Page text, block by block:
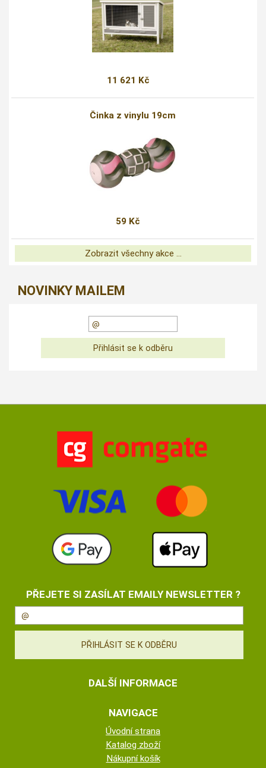
11 621 Kč
Činka z vinylu 19cm
59 Kč
Zobrazit všechny akce ...
NOVINKY MAILEM
PŘEJETE SI ZASÍLAT EMAILY NEWSLETTER ?
DALŠÍ INFORMACE
NAVIGACE
Úvodní strana
Katalog zboží
Nákupní košík